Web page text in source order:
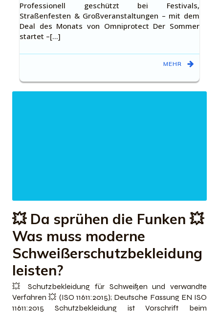
Professionell geschützt bei Festivals,
Straßenfesten & Großveranstaltungen – mit dem
Deal des Monats von Omniprotect Der Sommer
startet –[…]
MEHR
💥 Da sprühen die Funken 💥
Was muss moderne
Schweißerschutzbekleidung
leisten?
💥 Schutzbekleidung für Schweißen und verwandte
Verfahren 💥 (ISO 11611:2015); Deutsche Fassung EN ISO
11611:2015 Schutzbekleidung ist Vorschrift beim